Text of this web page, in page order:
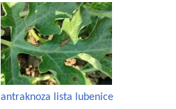
antraknoza lista lubenice